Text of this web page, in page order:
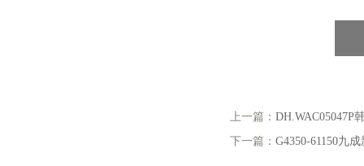
上一篇： DH.WAC05047P
下一篇： G4350-61150九